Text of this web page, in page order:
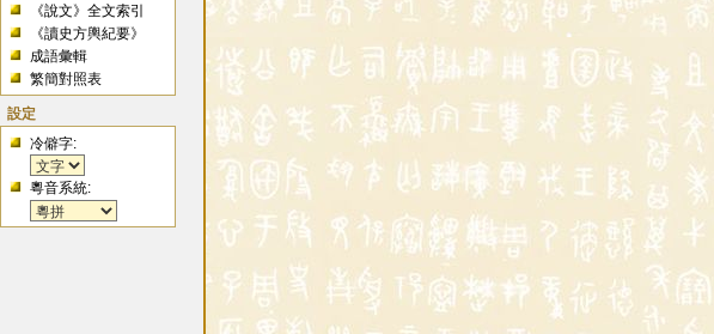
《說文》全文索引
《讀史方輿紀要》
成語彙輯
繁簡對照表
設定
冷僻字:
粵音系統: